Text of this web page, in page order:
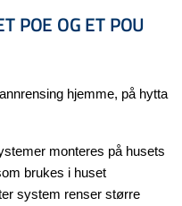
POE OG ET POU
hjemme, på hytta
monteres på husets
brukes i huset
system renser større